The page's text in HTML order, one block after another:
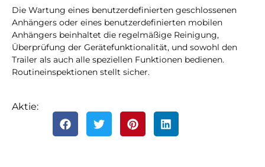
Die Wartung eines benutzerdefinierten geschlossenen
Anhängers oder eines benutzerdefinierten mobilen
Anhängers beinhaltet die regelmäßige Reinigung,
Überprüfung der Gerätefunktionalität, und sowohl den
Trailer als auch alle speziellen Funktionen bedienen.
Routineinspektionen stellt sicher.
Aktie: